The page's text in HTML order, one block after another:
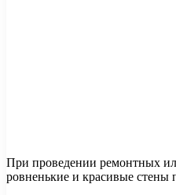
При проведении ремонтных
ровненькие и красивые стены